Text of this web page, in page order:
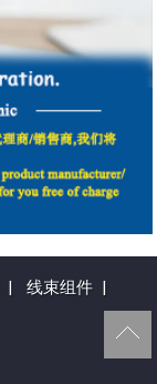
| 线束组件 |